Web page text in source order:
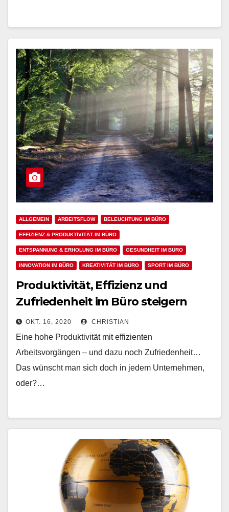
ALLGEMEIN ARBEITSFLOW BELEUCHTUNG IM BÜRO
EFFIZIENZ & PRODUKTIVITÄT IM BÜRO
ENTSPANNUNG & ERHOLUNG IM BÜRO GESUNDHEIT IM BÜRO
INNOVATION IM BÜRO KREATIVITÄT IM BÜRO SPORT IM BÜRO
Produktivität, Effizienz und
Zufriedenheit im Büro steigern
sowie fördern – Tipps für die Arbeit
im Büro & Home-Office
OKT. 16, 2020 CHRISTIAN
Eine hohe Produktivität mit effizienten
Arbeitsvorgängen – und dazu noch Zufriedenheit…
Das wünscht man sich doch in jedem Unternehmen,
oder?…